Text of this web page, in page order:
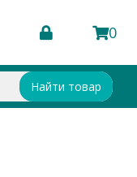
0
Найти товар